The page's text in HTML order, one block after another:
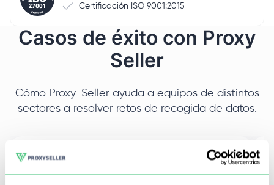
Certificación ISO 9001:2015
Casos de éxito con Proxy
Seller
Cómo Proxy-Seller ayuda a equipos de distintos
sectores a resolver retos de recogida de datos.
Tamaño
Pyme